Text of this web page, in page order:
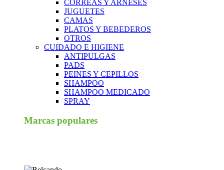
CORREAS Y ARNESES
JUGUETES
CAMAS
PLATOS Y BEBEDEROS
OTROS
CUIDADO E HIGIENE
ANTIPULGAS
PADS
PEINES Y CEPILLOS
SHAMPOO
SHAMPOO MEDICADO
SPRAY
Marcas populares